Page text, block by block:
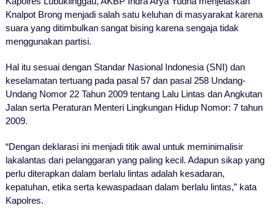
Knalpot Brong menjadi salah satu keluhan di masyarakat karena
suara yang ditimbulkan sangat bising karena sengaja tidak
menggunakan partisi.
Hal itu sesuai dengan Standar Nasional Indonesia (SNI) dan
keselamatan tertuang pada pasal 57 dan pasal 258 Undang-
Undang Nomor 22 Tahun 2009 tentang Lalu Lintas dan Angkutan
Jalan serta Peraturan Menteri Lingkungan Hidup Nomor: 7 tahun
2009.
“Dengan deklarasi ini menjadi titik awal untuk meminimalisir
lakalantas dari pelanggaran yang paling kecil. Adapun sikap yang
perlu diterapkan dalam berlalu lintas adalah kesadaran,
kepatuhan, etika serta kewaspadaan dalam berlalu lintas,” kata
Kapolres.